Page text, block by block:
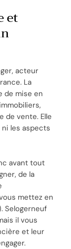
et
acteur
La
de mise en
de vente. Elle
les aspects
avant tout
de la
mettez en
Selogerneuf
il vous
et leur